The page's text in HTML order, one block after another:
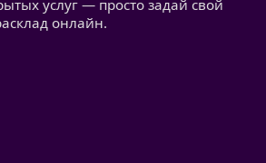
услуг — просто задай свой
онлайн.